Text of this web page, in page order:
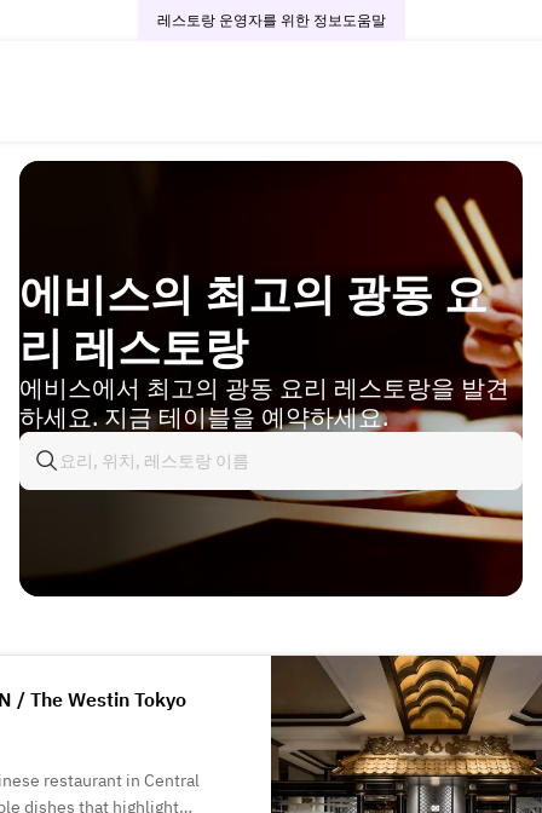
레스토랑 운영자를 위한 정보도움말
에비스의 최고의 광동 요
리 레스토랑
에비스에서 최고의 광동 요리 레스토랑을 발견
하세요. 지금 테이블을 예약하세요.
/ The Westin Tokyo
restaurant in Central
dishes that highlight